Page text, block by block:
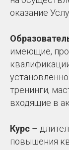
оказание
имеющие,
тренинги,
входящие в
Курс –
повышения